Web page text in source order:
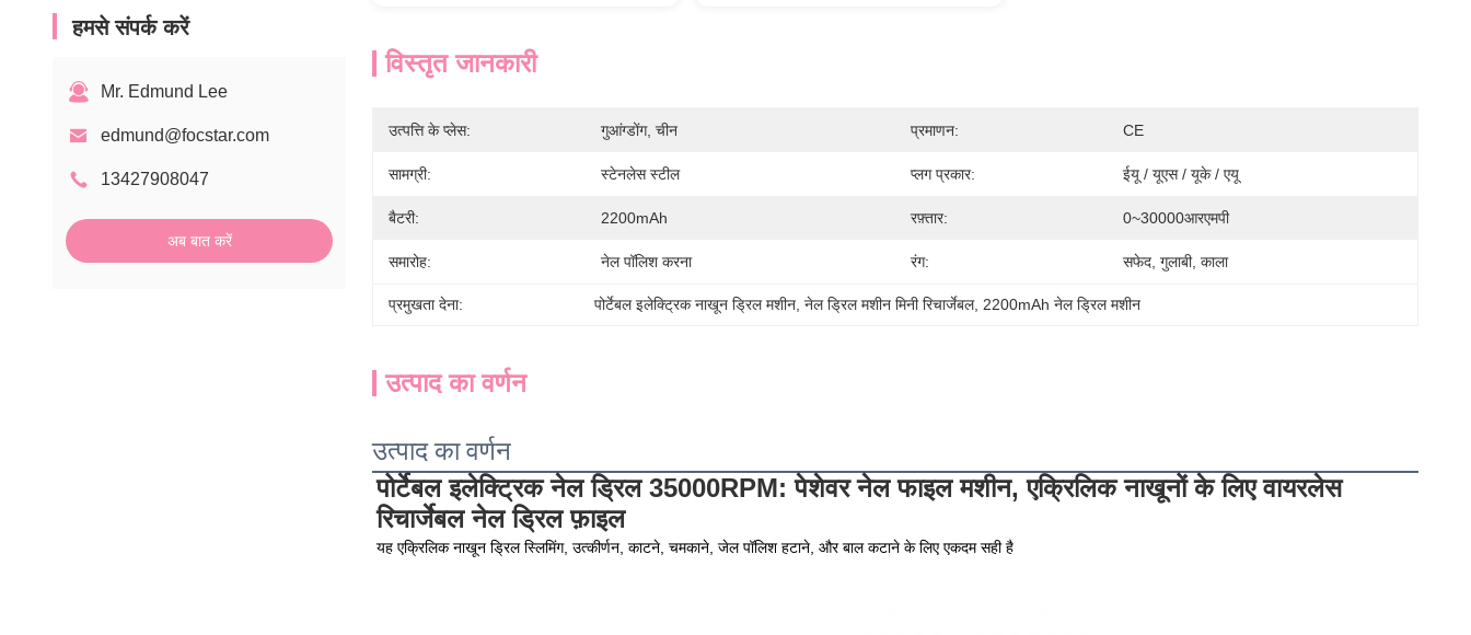
हमसे संपर्क करें
Mr. Edmund Lee
edmund@focstar.com
13427908047
अब बात करें
विस्तृत जानकारी
उत्पत्ति के प्लेस: गुआंग्डोंग, चीन प्रमाणन: CE
सामग्री: स्टेनलेस स्टील प्लग प्रकार: ईयू / यूएस / यूके / एयू
बैटरी: 2200mAh रफ़्तार: 0~30000आरएमपी
समारोह: नेल पॉलिश करना रंग: सफेद, गुलाबी, काला
प्रमुखता देना: पोर्टेबल इलेक्ट्रिक नाखून ड्रिल मशीन , नेल ड्रिल मशीन मिनी रिचार्जेबल, 2200mAh नेल ड्रिल मशीन
उत्पाद का वर्णन
उत्पाद का वर्णन
पोर्टेबल इलेक्ट्रिक नेल ड्रिल 35000RPM: पेशेवर नेल फाइल मशीन, एक्रिलिक नाखूनों के लिए वायरलेस
रिचार्जेबल नेल ड्रिल फ़ाइल
यह एक्रिलिक नाखून ड्रिल स्लिमिंग, उत्कीर्णन, काटने, चमकाने, जेल पॉलिश हटाने, और बाल कटाने के लिए एकदम सही है